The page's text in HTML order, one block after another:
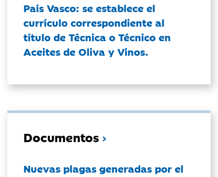
País Vasco: se establece el
currículo correspondiente al
título de Técnica o Técnico en
Aceites de Oliva y Vinos.
Documentos
Nuevas plagas generadas por el